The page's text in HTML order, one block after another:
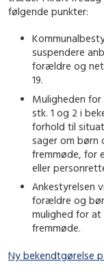
følgende punkter:
suspendere
forældre og
19.
Muligheden
stk. 1 og 2 i
forhold til
sager om børn
fremmøde, for
eller
Ankestyrelsen
forældre og
mulighed for
fremmøde.
Ny bekendtgørelse